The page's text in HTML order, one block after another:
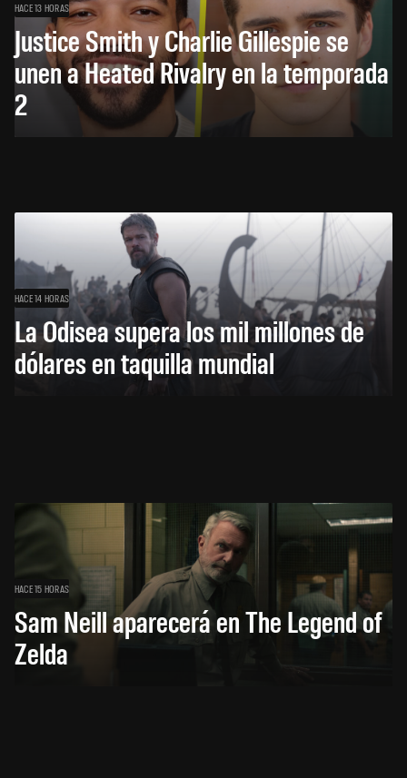
HACE 13 HORAS
Justice Smith y Charlie Gillespie se
unen a Heated Rivalry en la temporada
2
HACE 14 HORAS
La Odisea supera los mil millones de
dólares en taquilla mundial
HACE 15 HORAS
Sam Neill aparecerá en The Legend of
Zelda